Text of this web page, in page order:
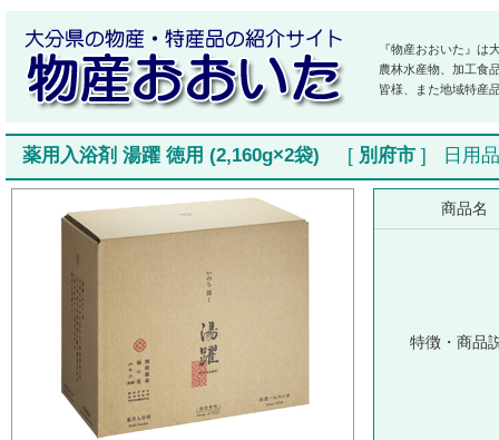
『物産おおいた』は
農林水産物、加工食
皆様、また地域特産
薬用入浴剤 湯躍 徳用 (2,160g×2袋) [ 別府市 ] 日用
商品名
特徴・商品